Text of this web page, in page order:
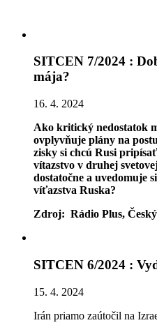
SITCEN 7/2024 :
mája?
16. 4. 2024
Ako kritický nedostatok
ovplyvňuje plány na
zisky si chcú Rusi
vítazstvo v druhej
dostatočne a uvedomuje
víťazstva Ruska?
Zdroj: Rádio Plus,
SITCEN 6/2024 :
15. 4. 2024
Irán priamo zaútočil na